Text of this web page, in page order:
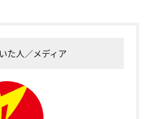
た人／メディア